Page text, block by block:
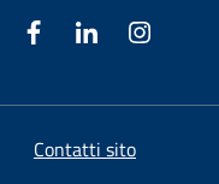
Contatti sito